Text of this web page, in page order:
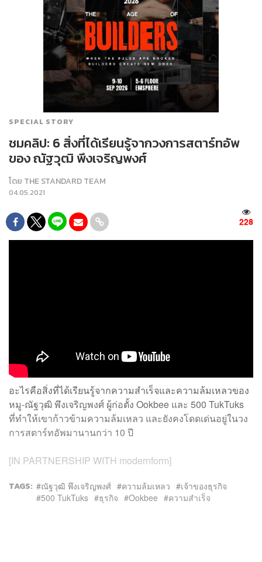
SPECIAL STORY
ชมคลิป: 6 สิ่งที่ได้เรียนรู้จากวงการสตาร์ทอัพ
ของ ณัฐวุฒิ พึงเจริญพงศ์
โดย THE STANDARD TEAM
04.05.2021
228
อะไรคือสิ่งที่ได้เรียนรู้จากความสำเร็จและความล้มเหลวของ
หมู-ณัฐวุฒิ พึงเจริญพงศ์ ผู้ก่อตั้ง Ookbee และ 500 TukTuks
ที่ทำให้เขาก้าวข้ามความล้มเหลว และยังคงโดดเด่นอยู่ในวง
การสตาร์ทอัพมานานกว่า 10 ปี
[IN PARTNERSHIP WITH modernform]
TAGS: ณัฐวุฒิ พึงเจริญพงศ์ ความล้มเหลว
เจ้าของธุรกิจ
500 TukTuks
ธุรกิจ Ookbee ความสำเร็จ